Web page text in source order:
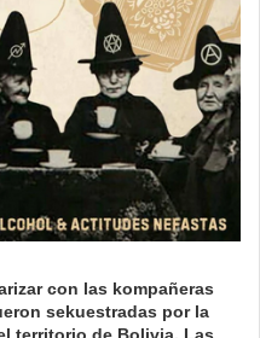
con las kompañeras
sekuestradas por la
territorio de Bolivia. Las